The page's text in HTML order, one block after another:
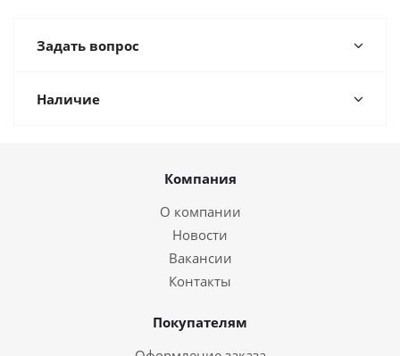
Задать вопрос
Наличие
Компания
О компании
Новости
Вакансии
Контакты
Покупателям